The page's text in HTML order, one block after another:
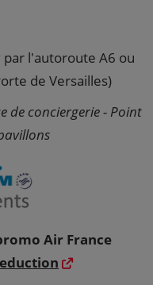
l'autoroute A6 ou
de Versailles)
de conciergerie - Point
Air France